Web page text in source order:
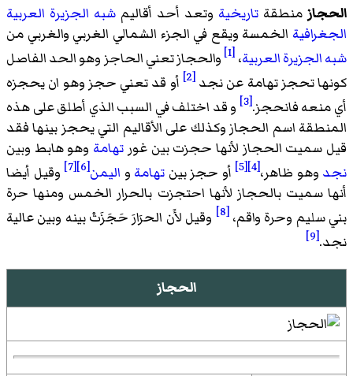
الحجاز منطقة تاريخية وتعد أحد أقاليم شبه الجزيرة العربية
الجغرافية الخمسة ويقع في الجزء الشمالي الغربي والغربي من
شبه الجزيرة العربية، [1]
والحجاز تعني الحاجز وهو الحد الفاصل
كونها تحجز تهامة عن نجد[2]
أو قد تعني حجز وهو ان يحجزه
أي منعه فانحجز.[3]
و قد اختلف في السبب الذي أطلق على هذه
المنطقة اسم الحجاز وكذلك على الأقاليم التي يحجز بينها فقد
قيل سميت الحجاز لأنها حجزت بين غور تهامة وهو هابط وبين
نجد وهو ظاهر،[4]
[5] أو حجز بين تهامة و اليمن[6]
[7]
وقيل أيضا
أنها سميت بالحجاز لأنها احتجزت بالحرار الخمس ومنها حرة
بني سليم وحرة واقم،[8]
وقيل لأَن الحرَارَ حَجَزَتْ بينه وبين عالية
نجد.[9]
الحجاز